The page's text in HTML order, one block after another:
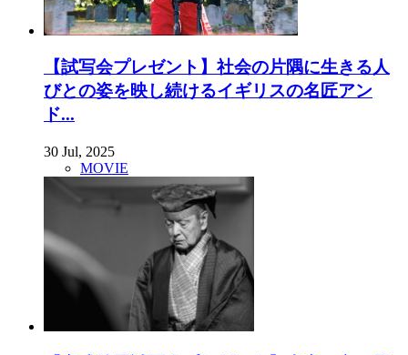
【試写会プレゼント】社会の片隅に生きる人
びとの姿を映し続けるイギリスの名匠アン
ド...
30 Jul, 2025
MOVIE